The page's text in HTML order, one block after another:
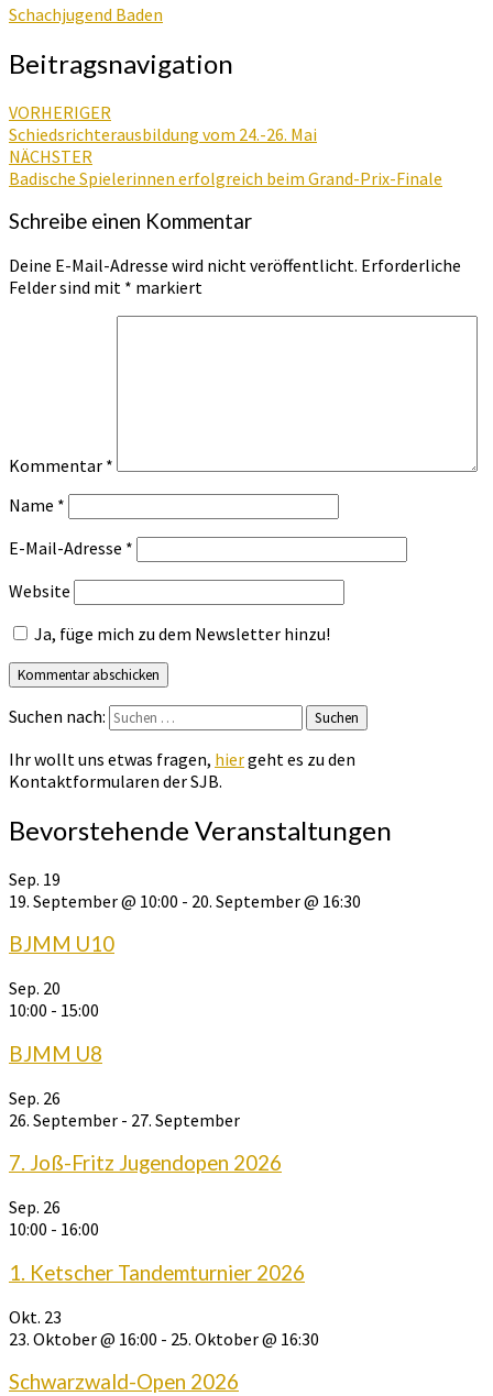
Schachjugend Baden
Beitragsnavigation
VORHERIGER
Schiedsrichterausbildung vom 24.-26. Mai
NÄCHSTER
Badische Spielerinnen erfolgreich beim Grand-Prix-Finale
Schreibe einen Kommentar
Deine E-Mail-Adresse wird nicht veröffentlicht. Erforderliche
Felder sind mit * markiert
Kommentar *
Name *
E-Mail-Adresse *
Website
Ja, füge mich zu dem Newsletter hinzu!
Suchen nach: Suchen
Ihr wollt uns etwas fragen, hiergeht es zu den
Kontaktformularen der SJB.
Bevorstehende Veranstaltungen
Sep. 19
19. September @ 10:00 - 20. September @ 16:30
BJMM U10
Sep. 20
10:00 - 15:00
BJMM U8
Sep. 26
26. September - 27. September
7. Joß-Fritz Jugendopen 2026
Sep. 26
10:00 - 16:00
1. Ketscher Tandemturnier 2026
Okt. 23
23. Oktober @ 16:00 - 25. Oktober @ 16:30
Schwarzwald-Open 2026